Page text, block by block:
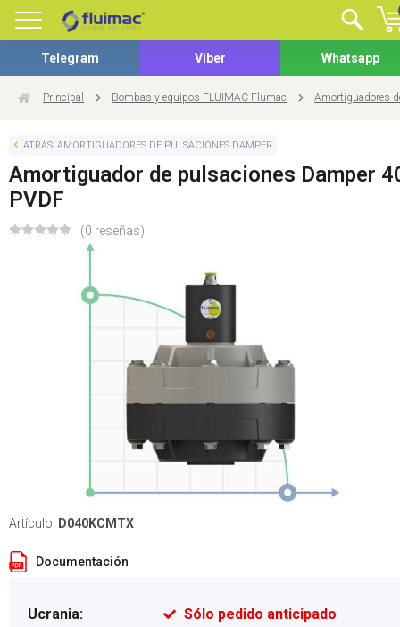
Telegram Viber Whatsapp
Principal Bombas y equipos FLUIMAC Flumac Amortiguadores
ATRÁS: AMORTIGUADORES DE PULSACIONES DAMPER
Amortiguador de pulsaciones Damper
PVDF
(0 reseñas)
Artículo: D040KCMTX
Documentación
Ucrania:
Sólo pedido anticipado